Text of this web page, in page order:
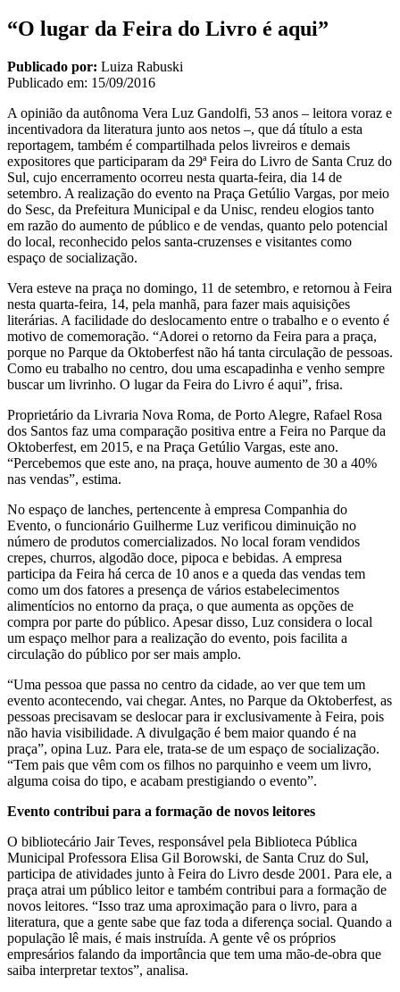
“O lugar da Feira do Livro é aqui”
Publicado por: Luiza Rabuski
Publicado em: 15/09/2016
A opinião da autônoma Vera Luz Gandolfi, 53 anos – leitora voraz e
incentivadora da literatura junto aos netos –, que dá título a esta
reportagem, também é compartilhada pelos livreiros e demais
expositores que participaram da 29ª Feira do Livro de Santa Cruz do
Sul, cujo encerramento ocorreu nesta quarta-feira, dia 14 de
setembro. A realização do evento na Praça Getúlio Vargas, por meio
do Sesc, da Prefeitura Municipal e da Unisc, rendeu elogios tanto
em razão do aumento de público e de vendas, quanto pelo potencial
do local, reconhecido pelos santa-cruzenses e visitantes como
espaço de socialização.
Vera esteve na praça no domingo, 11 de setembro, e retornou à Feira
nesta quarta-feira, 14, pela manhã, para fazer mais aquisições
literárias. A facilidade do deslocamento entre o trabalho e o evento é
motivo de comemoração. “Adorei o retorno da Feira para a praça,
porque no Parque da Oktoberfest não há tanta circulação de pessoas.
Como eu trabalho no centro, dou uma escapadinha e venho sempre
buscar um livrinho. O lugar da Feira do Livro é aqui”, frisa.
Proprietário da Livraria Nova Roma, de Porto Alegre, Rafael Rosa
dos Santos faz uma comparação positiva entre a Feira no Parque da
Oktoberfest, em 2015, e na Praça Getúlio Vargas, este ano.
“Percebemos que este ano, na praça, houve aumento de 30 a 40%
nas vendas”, estima.
No espaço de lanches, pertencente à empresa Companhia do
Evento, o funcionário Guilherme Luz verificou diminuição no
número de produtos comercializados. No local foram vendidos
crepes, churros, algodão doce, pipoca e bebidas. A empresa
participa da Feira há cerca de 10 anos e a queda das vendas tem
como um dos fatores a presença de vários estabelecimentos
alimentícios no entorno da praça, o que aumenta as opções de
compra por parte do público. Apesar disso, Luz considera o local
um espaço melhor para a realização do evento, pois facilita a
circulação do público por ser mais amplo.
“Uma pessoa que passa no centro da cidade, ao ver que tem um
evento acontecendo, vai chegar. Antes, no Parque da Oktoberfest, as
pessoas precisavam se deslocar para ir exclusivamente à Feira, pois
não havia visibilidade. A divulgação é bem maior quando é na
praça”, opina Luz. Para ele, trata-se de um espaço de socialização.
“Tem pais que vêm com os filhos no parquinho e veem um livro,
alguma coisa do tipo, e acabam prestigiando o evento”.
Evento contribui para a formação de novos leitores
O bibliotecário Jair Teves, responsável pela Biblioteca Pública
Municipal Professora Elisa Gil Borowski, de Santa Cruz do Sul,
participa de atividades junto à Feira do Livro desde 2001. Para ele, a
praça atrai um público leitor e também contribui para a formação de
novos leitores. “Isso traz uma aproximação para o livro, para a
literatura, que a gente sabe que faz toda a diferença social. Quando a
população lê mais, é mais instruída. A gente vê os próprios
empresários falando da importância que tem uma mão-de-obra que
saiba interpretar textos”, analisa.